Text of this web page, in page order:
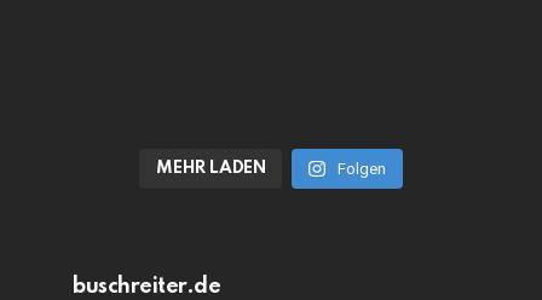
MEHR LADEN Folgen
buschreiter.de